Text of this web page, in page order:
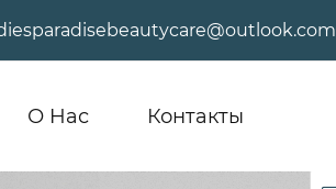
О Hас Контакты